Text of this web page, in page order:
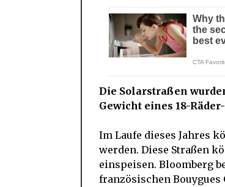
Die Solarstraßen
Gewicht eines 18-
Im Laufe dieses Jahres
werden. Diese Straßen
einspeisen. Bloomberg
französischen